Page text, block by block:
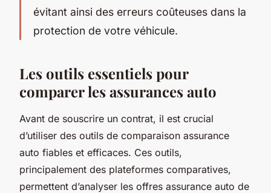
évitant ainsi des erreurs coûteuses dans la
protection de votre véhicule.
Les outils essentiels pour
comparer les assurances auto
Avant de souscrire un contrat, il est crucial
d’utiliser des outils de comparaison assurance
auto fiables et efficaces. Ces outils,
principalement des plateformes comparatives,
permettent d’analyser les offres assurance auto de